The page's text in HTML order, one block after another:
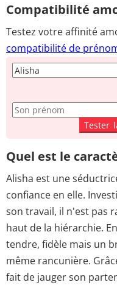
Compatibilité
Testez votre affinité
compatibilité de
Tester
Quel est le
Alisha est une
confiance en elle.
son travail, il n'est pas
haut de la hiérarchie.
tendre, fidèle mais un
même rancunière.
fait de jauger son